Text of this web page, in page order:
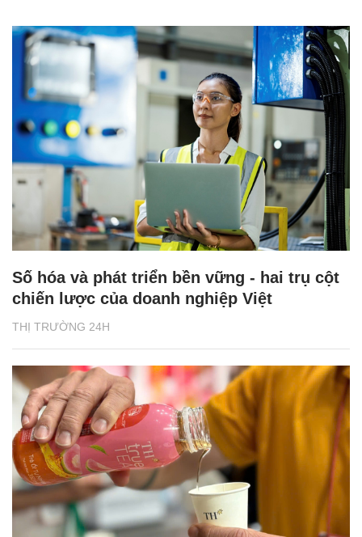
THỊ TRƯỜNG 24H
Số hóa và phát triển bền vững - hai trụ cột
chiến lược của doanh nghiệp Việt